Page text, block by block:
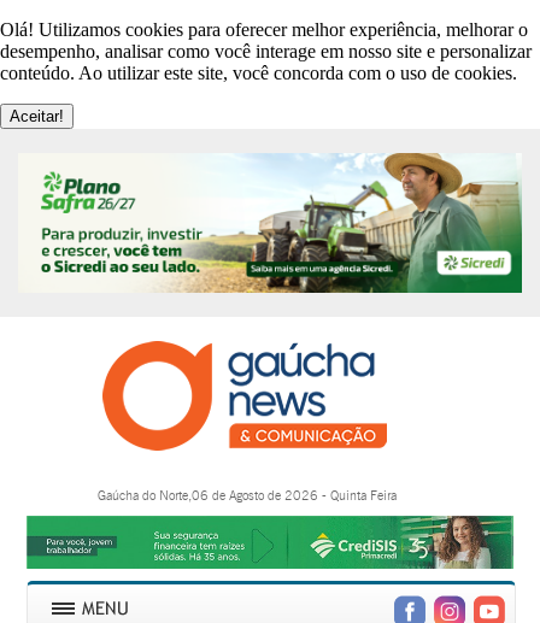
Olá! Utilizamos cookies para oferecer melhor experiência, melhorar o
desempenho, analisar como você interage em nosso site e personalizar
conteúdo. Ao utilizar este site, você concorda com o uso de cookies.
Aceitar!
Gaúcha do Norte,06 de Agosto de 2026 - Quinta Feira